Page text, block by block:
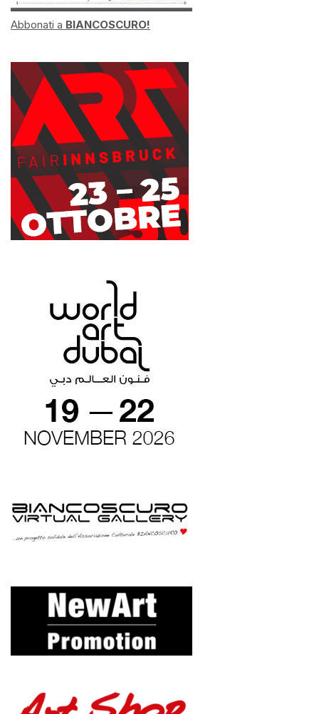
Abbonati a BIANCOSCURO!